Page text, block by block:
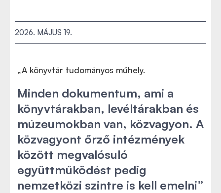
2026. MÁJUS 19.
„A könyvtár tudományos műhely.
Minden dokumentum, ami a
könyvtárakban, levéltárakban és
múzeumokban van, közvagyon. A
közvagyont őrző intézmények
között megvalósuló
együttműködést pedig
nemzetközi szintre is kell emelni”